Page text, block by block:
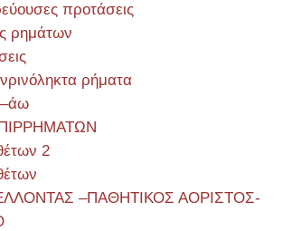
προτάσεις
ρημάτων
ρήματα
2
–ΠΑΘΗΤΙΚΟΣ ΑΟΡΙΣΤΟΣ-